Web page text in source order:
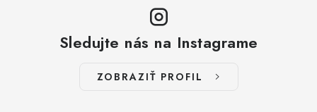
Sledujte nás na Instagrame
ZOBRAZIŤ PROFIL